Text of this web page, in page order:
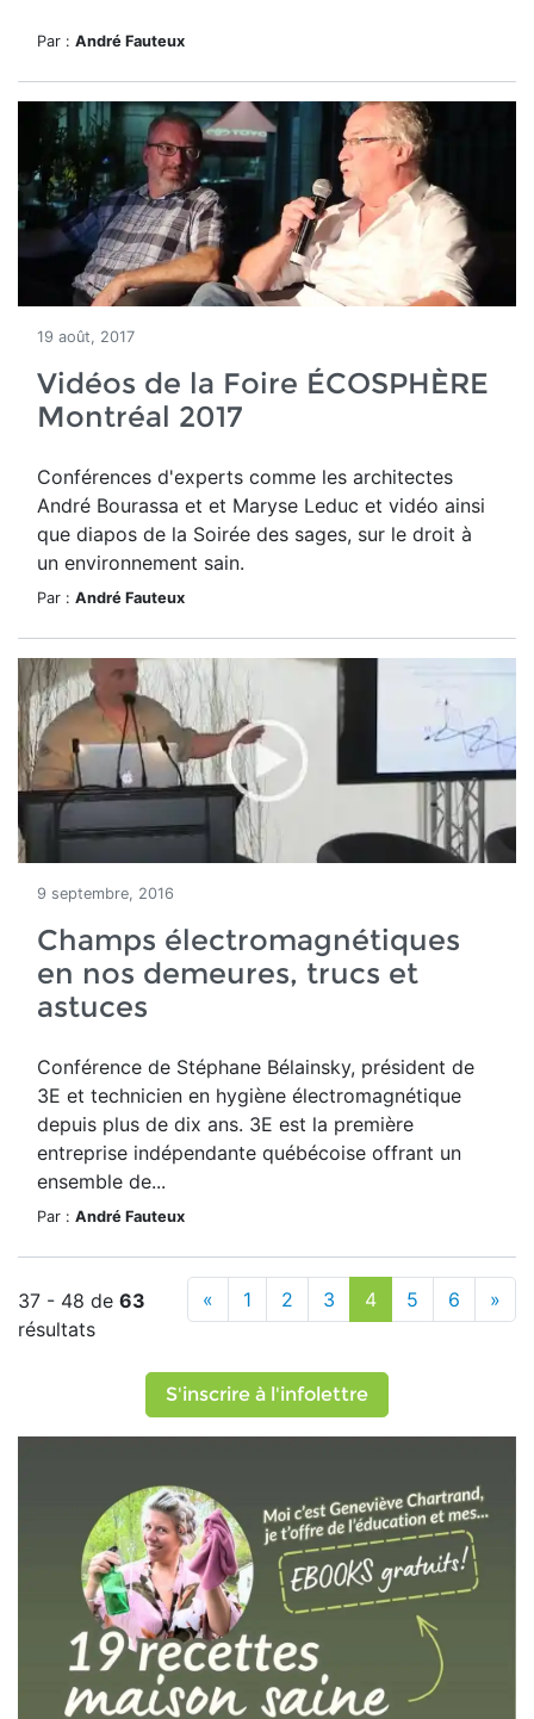
Par : André Fauteux
19 août, 2017
Vidéos de la Foire ÉCOSPHÈRE
Montréal 2017
Conférences d'experts comme les architectes
André Bourassa et et Maryse Leduc et vidéo ainsi
que diapos de la Soirée des sages, sur le droit à
un environnement sain.
Par : André Fauteux
9 septembre, 2016
Champs électromagnétiques
en nos demeures, trucs et
astuces
Conférence de Stéphane Bélainsky, président de
3E et technicien en hygiène électromagnétique
depuis plus de dix ans. 3E est la première
entreprise indépendante québécoise offrant un
ensemble de...
Par : André Fauteux
37 - 48 de 63
résultats
« 1 2 3 4 5 6 »
S'inscrire à l'infolettre